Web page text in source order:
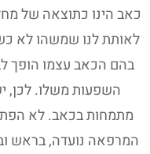
כאב הינו כתוצאה של
לאותת לנו שמשהו לא
בהם הכאב עצמו הופך
השפעות משלו. לכן,
מתמחות בכאב. לא
המרפאה נועדה, בראש